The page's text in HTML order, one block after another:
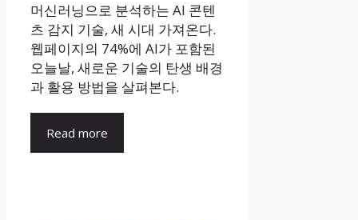
머신러닝으로 분석하는 AI 콘텐
츠 감지 기술, 새 시대 가져온다.
웹페이지의 74%에 AI가 포함된
오늘날, 새로운 기술의 탄생 배경
과 활용 방법을 살펴본다.
Read more